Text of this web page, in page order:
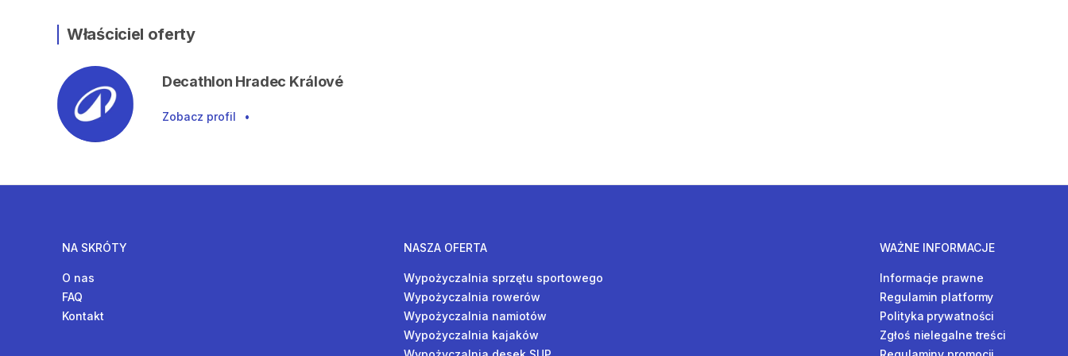
Właściciel oferty
Decathlon Hradec Králové
Zobacz profil •
NA SKRÓTY
O nas
FAQ
Kontakt
NASZA OFERTA
Wypożyczalnia sprzętu sportowego
Wypożyczalnia rowerów
Wypożyczalnia namiotów
Wypożyczalnia kajaków
WAŻNE INFORMACJE
Informacje prawne
Regulamin platformy
Polityka prywatności
Zgłoś nielegalne treści